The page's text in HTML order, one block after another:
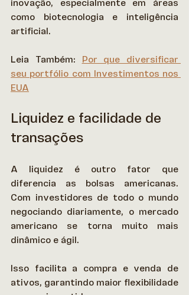
inovação, especialmente em áreas
como biotecnologia e inteligência
artificial.
Leia Também: Por que diversificar
seu portfólio com Investimentos nos
EUA
Liquidez e facilidade de
transações
A liquidez é outro fator que
diferencia as bolsas americanas.
Com investidores de todo o mundo
negociando diariamente, o mercado
americano se torna muito mais
dinâmico e ágil.
Isso facilita a compra e venda de
ativos, garantindo maior flexibilidade